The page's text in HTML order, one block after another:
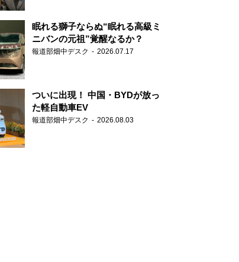
眠れる獅子ならぬ“眠れる高級ミ
ニバンの元祖”覚醒なるか？
報道部畑中デスク 2026.07.17
ついに出現！ 中国・BYDが放っ
た軽自動車EV
報道部畑中デスク 2026.08.03